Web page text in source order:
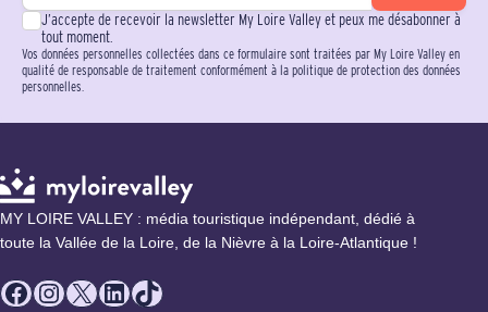
J’accepte de recevoir la newsletter My Loire Valley et peux me désabonner à
tout moment.
Vos données personnelles collectées dans ce formulaire sont traitées par My Loire Valley en
qualité de responsable de traitement conformément à la politique de protection des données
personnelles.
MY LOIRE VALLEY : média touristique indépendant, dédié à
toute la Vallée de la Loire, de la Nièvre à la Loire-Atlantique !
Facebook
Instagram
X LinkedIn
TikTok